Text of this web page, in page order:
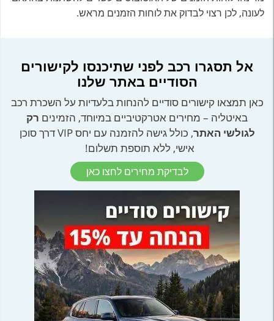
לעונה, לכן רצוי לבדוק את לוחות הזמנים מראש.
אל תסגרו רכב לפני שתיכנסו לקישורים
הסודיים באתר שלנו
כאן תמצאו קישורים סודיים להנחות בלעדיות על השכרת רכב
באיטליה – מחירים אטרקטיביים במיוחד, הזמינים רק
לגולשי האתר
, כולל גישה להזמנה עם יחס VIP דרך סוכן
אישי, ללא תוספת תשלום!
לבדיקת מחירים לחצו כאן